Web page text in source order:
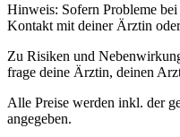
Hinweis: Sofern Probleme
Kontakt mit deiner Ärztin
Zu Risiken und
frage deine Ärztin, deinen
Alle Preise werden inkl. der
angegeben.